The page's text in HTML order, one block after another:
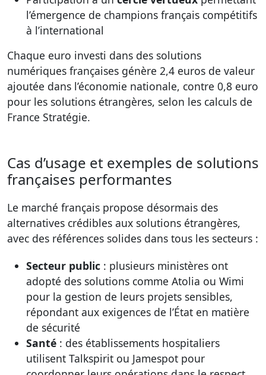
l’émergence de champions français compétitifs
à l’international
Chaque euro investi dans des solutions
numériques françaises génère 2,4 euros de valeur
ajoutée dans l’économie nationale, contre 0,8 euro
pour les solutions étrangères, selon les calculs de
France Stratégie.
Cas d’usage et exemples de solutions
françaises performantes
Le marché français propose désormais des
alternatives crédibles aux solutions étrangères,
avec des références solides dans tous les secteurs :
Secteur public : plusieurs ministères ont
adopté des solutions comme Atolia ou Wimi
pour la gestion de leurs projets sensibles,
répondant aux exigences de l’État en matière
de sécurité
Santé : des établissements hospitaliers
utilisent Talkspirit ou Jamespot pour